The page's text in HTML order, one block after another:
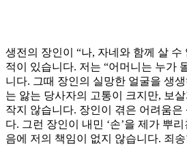
생전의 장인이 “나, 자네와 함께 살 수
적이 있습니다. 저는 “어머니는 누가
니다. 그때 장인의 실망한 얼굴을 생
는 앓는 당사자의 고통이 크지만, 보
작지 않습니다. 장인이 겪은 어려움은
다. 그런 장인이 내민 ‘손’을 제가 뿌
음에 저의 책임이 없지 않습니다. 죄